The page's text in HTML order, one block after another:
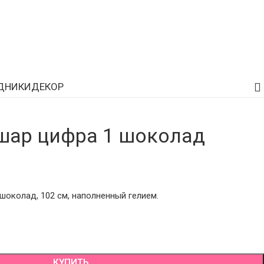
ДЕКОР
цифра 1 шоколад
102 см, наполненный гелием.